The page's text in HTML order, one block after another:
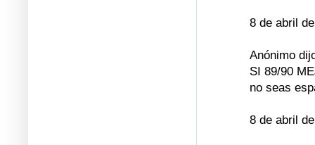
8 de abril
Anónimo
SI 89/90
no seas
8 de abril